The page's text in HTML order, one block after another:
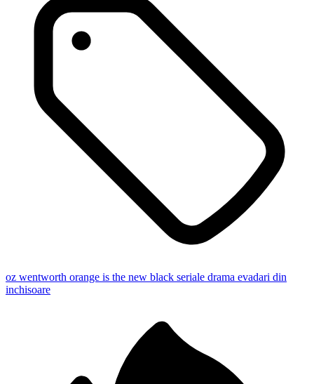
oz wentworth orange is the new black seriale drama evadari din
inchisoare